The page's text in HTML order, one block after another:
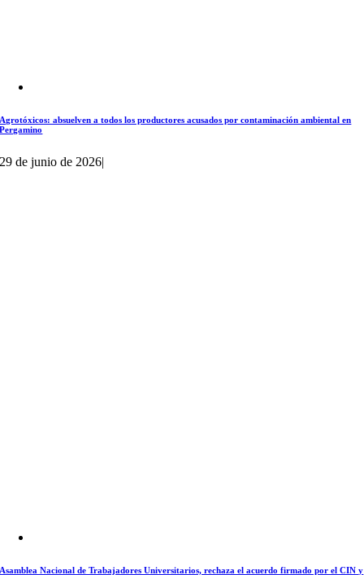
Agrotóxicos: absuelven a todos los productores acusados por contaminación ambiental en
Pergamino
29 de junio de 2026|
Asamblea Nacional de Trabajadores Universitarios, rechaza el acuerdo firmado por el CIN y